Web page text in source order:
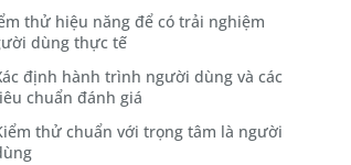
thử hiệu năng để có trải nghiệm
dùng thực tế
định hành trình người dùng và các
chuẩn đánh giá
thử chuẩn với trọng tâm là người